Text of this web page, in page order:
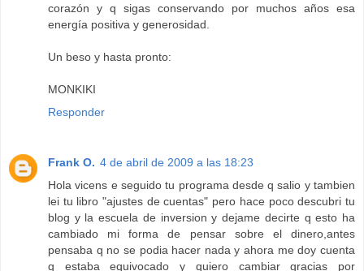
corazón y q sigas conservando por muchos años esa
energía positiva y generosidad.
Un beso y hasta pronto:
MONKIKI
Responder
Frank O. 4 de abril de 2009 a las 18:23
Hola vicens e seguido tu programa desde q salio y tambien
lei tu libro "ajustes de cuentas" pero hace poco descubri tu
blog y la escuela de inversion y dejame decirte q esto ha
cambiado mi forma de pensar sobre el dinero,antes
pensaba q no se podia hacer nada y ahora me doy cuenta
q estaba equivocado y quiero cambiar gracias por